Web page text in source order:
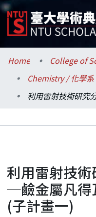
Communities &
Research Outputs
Statistics
Home
College of
Chemistry / 化學系
利用雷射技
─鹼金屬凡得
(子計畫一)